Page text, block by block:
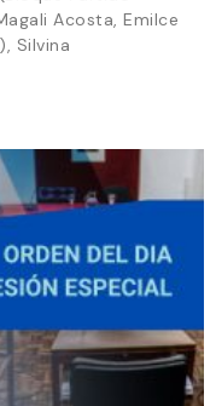
Acosta, Emilce
Silvina